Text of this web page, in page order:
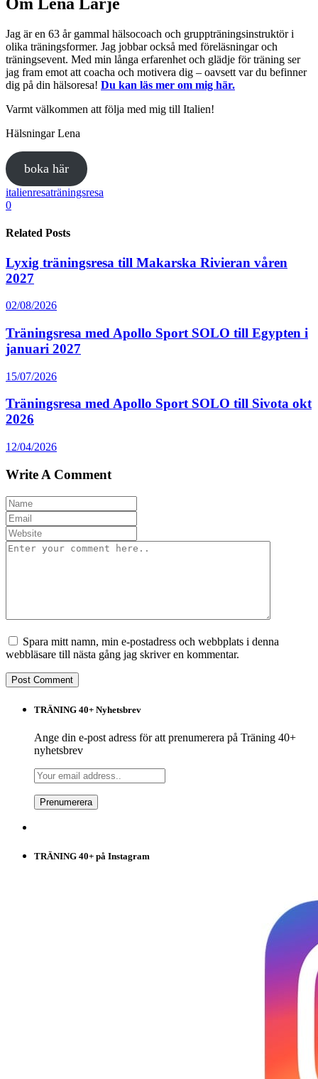
Jag är en 63 år gammal hälsocoach och gruppträningsinstruktör i
olika träningsformer. Jag jobbar också med föreläsningar och
träningsevent. Med min långa erfarenhet och glädje för träning ser
jag fram emot att coacha och motivera dig – oavsett var du befinner
dig på din hälsoresa! Du kan läs mer om mig här.
Varmt välkommen att följa med mig till Italien!
Hälsningar Lena
boka här
italienresaträningsresa
0
Related Posts
Lyxig träningsresa till Makarska Rivieran våren
2027
02/08/2026
Träningsresa med Apollo Sport SOLO till Egypten i
januari 2027
15/07/2026
Träningsresa med Apollo Sport SOLO till Sivota okt
2026
12/04/2026
Write A Comment
Spara mitt namn, min e-postadress och webbplats i denna
webbläsare till nästa gång jag skriver en kommentar.
TRÄNING 40+ Nyhetsbrev
Ange din e-post adress för att prenumerera på Träning 40+
nyhetsbrev
TRÄNING 40+ på Instagram